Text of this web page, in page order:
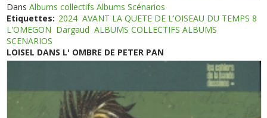
DansAlbums collectifs Albums Scénarios
Etiquettes: 2024 AVANT LA QUETE DE L'OISEAU DU TEMPS 8
L'OMEGON Dargaud ALBUMS COLLECTIFS ALBUMS
SCENARIOS
LOISEL DANS L' OMBRE DE PETER PAN